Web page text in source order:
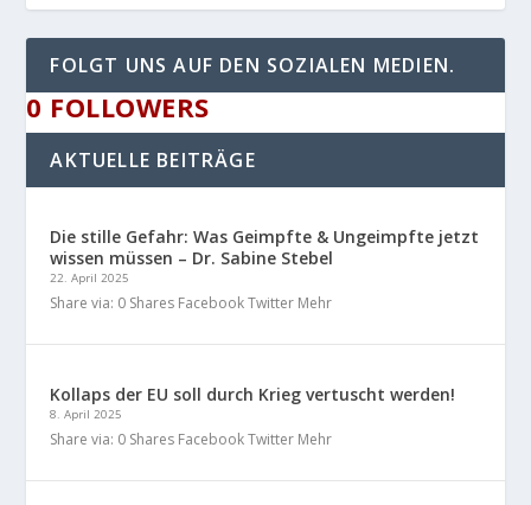
FOLGT UNS AUF DEN SOZIALEN MEDIEN.
0 FOLLOWERS
AKTUELLE BEITRÄGE
Die stille Gefahr: Was Geimpfte & Ungeimpfte jetzt
wissen müssen – Dr. Sabine Stebel
22. April 2025
Share via: 0 Shares Facebook Twitter Mehr
Kollaps der EU soll durch Krieg vertuscht werden!
8. April 2025
Share via: 0 Shares Facebook Twitter Mehr